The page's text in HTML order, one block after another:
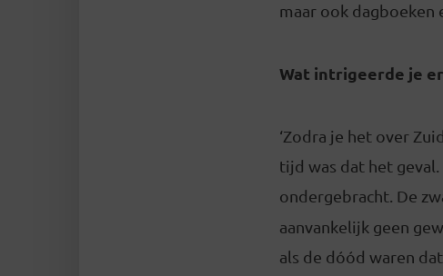
maar ook dagboeken
Wat intrigeerde je
‘Zodra je het over
tijd was dat het
ondergebracht. De
aanvankelijk geen
als de dóód waren